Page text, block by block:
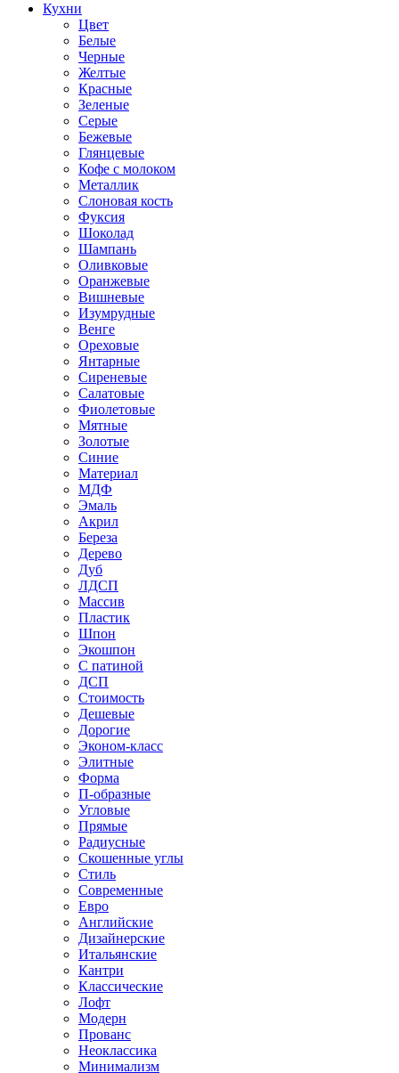
Кухни
Цвет
Белые
Черные
Желтые
Красные
Зеленые
Серые
Бежевые
Глянцевые
Кофе с молоком
Металлик
Слоновая кость
Фуксия
Шоколад
Шампань
Оливковые
Оранжевые
Вишневые
Изумрудные
Венге
Ореховые
Янтарные
Сиреневые
Салатовые
Фиолетовые
Мятные
Золотые
Синие
Материал
МДФ
Эмаль
Акрил
Береза
Дерево
Дуб
ЛДСП
Массив
Пластик
Шпон
Экошпон
С патиной
ДСП
Стоимость
Дешевые
Дорогие
Эконом-класс
Элитные
Форма
П-образные
Угловые
Прямые
Радиусные
Скошенные углы
Стиль
Современные
Евро
Английские
Дизайнерские
Итальянские
Кантри
Классические
Лофт
Модерн
Прованс
Неоклассика
Минимализм